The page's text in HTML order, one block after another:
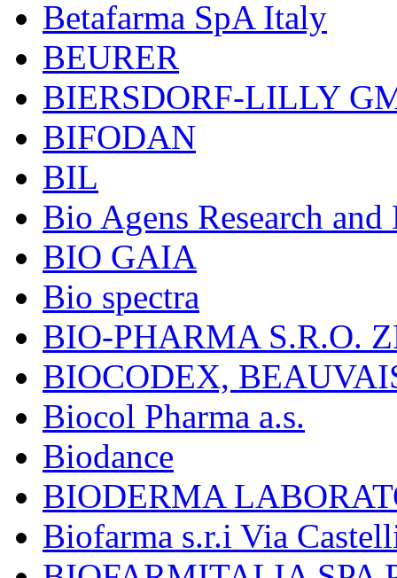
Betafarma SpA Italy
BEURER
BIERSDORF-LILLY
BIFODAN
BIL
Bio Agens Research
BIO GAIA
Bio spectra
BIO-PHARMA S.R.O.
BIOCODEX,
Biocol Pharma a.s.
Biodance
BIODERMA
Biofarma s.r.i Via